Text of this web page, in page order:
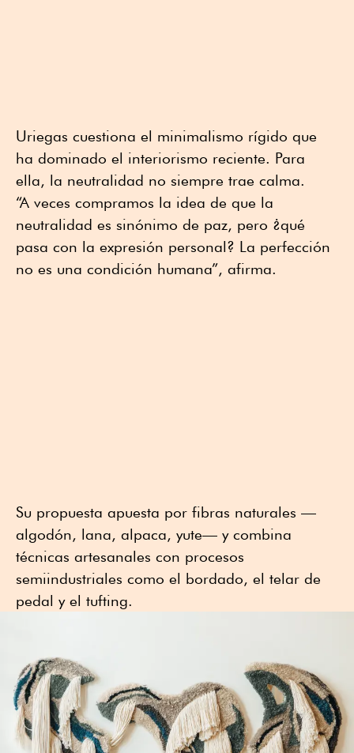
Uriegas cuestiona el minimalismo rígido que
ha dominado el interiorismo reciente. Para
ella, la neutralidad no siempre trae calma.
“A veces compramos la idea de que la
neutralidad es sinónimo de paz, pero ¿qué
pasa con la expresión personal? La perfección
no es una condición humana”, afirma.
Su propuesta apuesta por fibras naturales —
algodón, lana, alpaca, yute— y combina
técnicas artesanales con procesos
semiindustriales como el bordado, el telar de
pedal y el tufting.